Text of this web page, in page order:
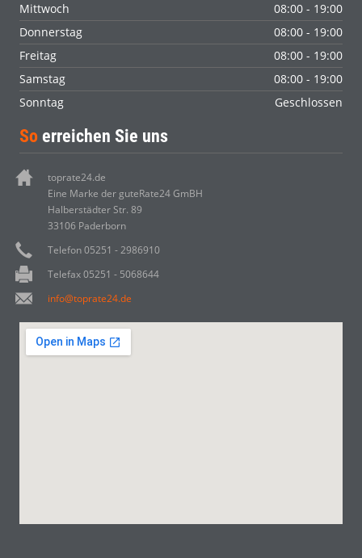
Mittwoch
08:00 - 19:00
Donnerstag
08:00 - 19:00
Freitag
08:00 - 19:00
Samstag
08:00 - 19:00
Sonntag
Geschlossen
So erreichen Sie uns
toprate24.de
Eine Marke der guteRate24 GmBH
Halberstädter Str. 89
33106 Paderborn
Telefon 05251 - 2986910
Telefax 05251 - 5068644
info@toprate24.de